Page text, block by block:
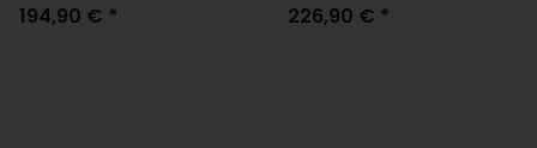
194,90 € * 226,90 € *